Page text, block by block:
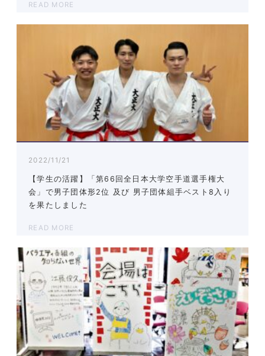
READ MORE
2022/11/21
【学生の活躍】「第66回全日本大学空手道選手権大
会」で男子団体形2位 及び 男子団体組手ベスト8入り
を果たしました
READ MORE